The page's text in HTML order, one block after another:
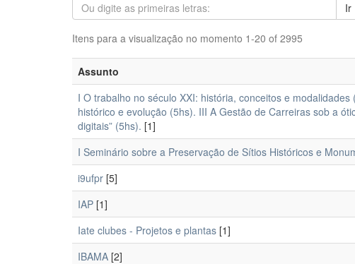
Ir
Itens para a visualização no momento 1-20 of 2995
Assunto
I O trabalho no século XXI: história, conceitos e
histórico e evolução (5hs). III A Gestão de Carreiras sob a
digitais” (5hs). [1]
I Seminário sobre a Preservação de Sítios Históricos e
i9ufpr [5]
IAP [1]
Iate clubes - Projetos e plantas [1]
IBAMA [2]